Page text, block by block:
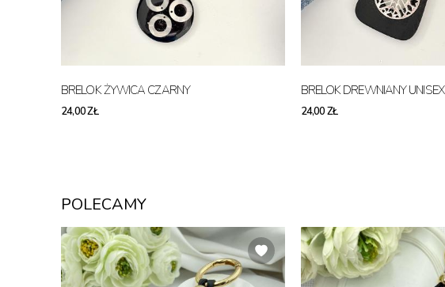
BRELOK ŻYWICA CZARNY
24,00 ZŁ
BRELOK DREWNIANY UNISEX
24,00 ZŁ
POLECAMY